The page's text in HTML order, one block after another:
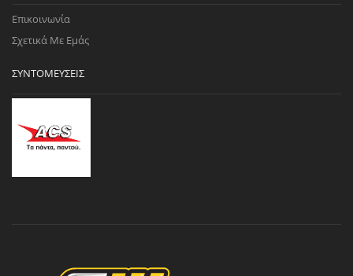
Επικοινωνία
Σχετικά Με Εμάς
ΣΥΝΤΟΜΕΎΣΕΙΣ